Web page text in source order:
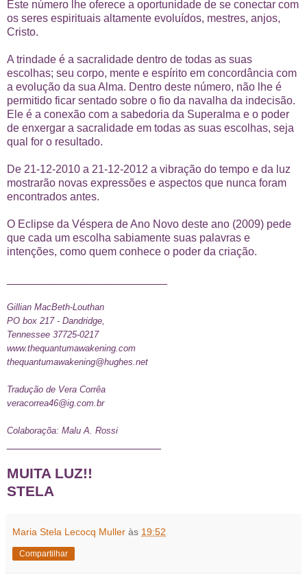
Este número lhe oferece a oportunidade de se conectar com
os seres espirituais altamente evoluídos, mestres, anjos,
Cristo.
A trindade é a sacralidade dentro de todas as suas
escolhas; seu corpo, mente e espírito em concordância com
a evolução da sua Alma. Dentro deste número, não lhe é
permitido ficar sentado sobre o fio da navalha da indecisão.
Ele é a conexão com a sabedoria da Superalma e o poder
de enxergar a sacralidade em todas as suas escolhas, seja
qual for o resultado.
De 21-12-2010 a 21-12-2012 a vibração do tempo e da luz
mostrarão novas expressões e aspectos que nunca foram
encontrados antes.
O Eclipse da Véspera de Ano Novo deste ano (2009) pede
que cada um escolha sabiamente suas palavras e
intenções, como quem conhece o poder da criação.
Gillian MacBeth-Louthan
PO box 217 - Dandridge,
Tennessee 37725-0217
www.thequantumawakening.com
thequantumawakening@hughes.net
Tradução de Vera Corrêa
veracorrea46@ig.com.br
Colaboraçõa: Malu A. Rossi
MUITA LUZ!!
STELA
Maria Stela Lecocq Muller às 19:52
Compartilhar